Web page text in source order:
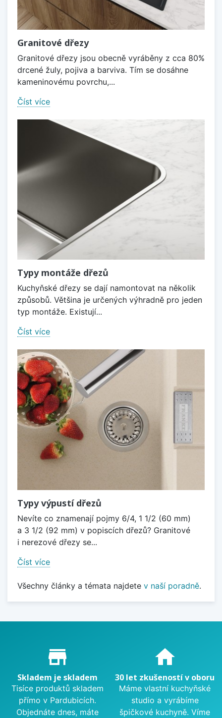
Granitové dřezy
Granitové dřezy jsou obecně vyráběny z cca 80%
drcené žuly, pojiva a barviva. Tím se dosáhne
kameninovému povrchu,...
Číst více
Typy montáže dřezů
Kuchyňské dřezy se dají namontovat na několik
způsobů. Většina je určených výhradně pro jeden
typ montáže. Existují...
Číst více
Typy výpustí dřezů
Nevíte co znamenají pojmy 6/4, 1 1/2 (60 mm)
a 3 1/2 (92 mm) v popiscích dřezů? Granitové
i nerezové dřezy se...
Číst více
Všechny články a témata najdete v naší poradně.
Proč nakupovat u nás?
store_mall_directory
Skladem je skladem
Tisíce produktů skladem
přímo v Pardubicích.
Objednáte dnes, máte
home
30 let zkušeností v oboru
Máme vlastní kuchyňské
studio a vyrábíme
špičkové kuchyně. Víme